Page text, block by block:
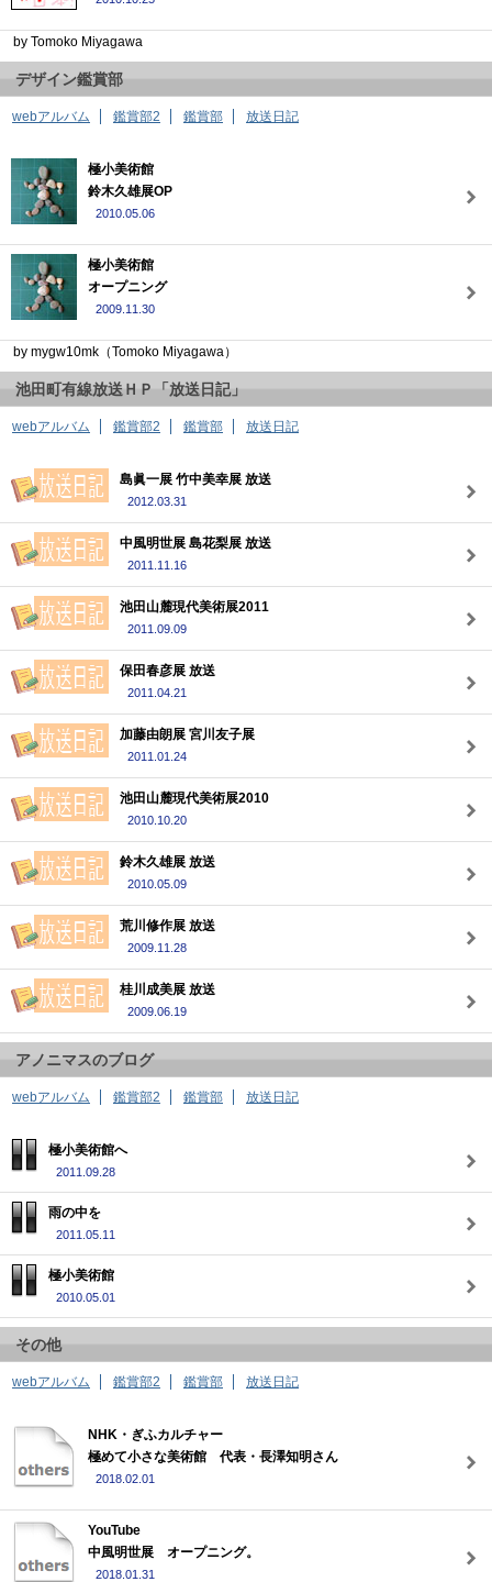
by Tomoko Miyagawa
デザイン鑑賞部
webアルバム 鑑賞部2 鑑賞部 放送日記
極小美術館
鈴木久雄展OP
2010.05.06
極小美術館
オープニング
2009.11.30
by mygw10mk（Tomoko Miyagawa）
池田町有線放送ＨＰ「放送日記」
webアルバム 鑑賞部2 鑑賞部 放送日記
島眞一展 竹中美幸展 放送
2012.03.31
中風明世展 島花梨展 放送
2011.11.16
池田山麓現代美術展2011
2011.09.09
保田春彦展 放送
2011.04.21
加藤由朗展 宮川友子展
2011.01.24
池田山麓現代美術展2010
2010.10.20
鈴木久雄展 放送
2010.05.09
荒川修作展 放送
2009.11.28
桂川成美展 放送
2009.06.19
アノニマスのブログ
webアルバム 鑑賞部2 鑑賞部 放送日記
極小美術館へ
2011.09.28
雨の中を
2011.05.11
極小美術館
2010.05.01
その他
webアルバム 鑑賞部2 鑑賞部 放送日記
NHK・ぎふカルチャー
極めて小さな美術館 代表・長澤知明さん
2018.02.01
YouTube
中風明世展 オープニング。
2018.01.31